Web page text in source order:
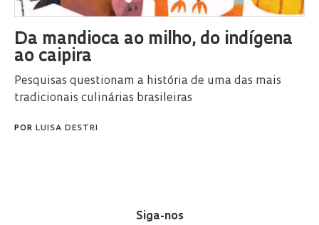
Da mandioca ao milho, do indígena
ao caipira
Pesquisas questionam a história de uma das mais
tradicionais culinárias brasileiras
POR LUISA DESTRI
Siga-nos